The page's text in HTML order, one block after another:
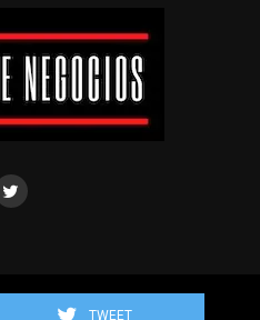
TWEET
los derechos reservados.